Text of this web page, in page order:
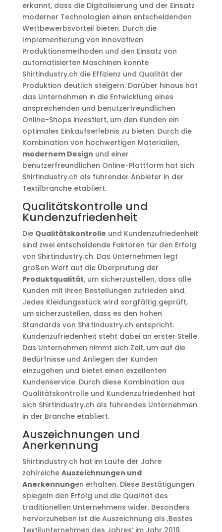
erkannt, dass die Digitalisierung und der Einsatz
moderner Technologien einen entscheidenden
Wettbewerbsvorteil bieten. Durch die
Implementierung von innovativen
Produktionsmethoden und den Einsatz von
automatisierten Maschinen konnte
Shirtindustry.ch die Effizienz und Qualität der
Produktion deutlich steigern. Darüber hinaus hat
das Unternehmen in die Entwicklung eines
ansprechenden und benutzerfreundlichen
Online-Shops investiert, um den Kunden ein
optimales Einkaufserlebnis zu bieten. Durch die
Kombination von hochwertigen Materialien,
modernem Design und einer
benutzerfreundlichen Online-Plattform hat sich
Shirtindustry.ch als führender Anbieter in der
Textilbranche etabliert.
Qualitätskontrolle und
Kundenzufriedenheit
Die Qualitätskontrolle und Kundenzufriedenheit
sind zwei entscheidende Faktoren für den Erfolg
von Shirtindustry.ch. Das Unternehmen legt
großen Wert auf die Überprüfung der
Produktqualität, um sicherzustellen, dass alle
Kunden mit ihren Bestellungen zufrieden sind.
Jedes Kleidungsstück wird sorgfältig geprüft,
um sicherzustellen, dass es den hohen
Standards von Shirtindustry.ch entspricht.
Kundenzufriedenheit steht dabei an erster Stelle.
Das Unternehmen nimmt sich Zeit, um auf die
Bedürfnisse und Anliegen der Kunden
einzugehen und bietet einen exzellenten
Kundenservice. Durch diese Kombination aus
Qualitätskontrolle und Kundenzufriedenheit hat
sich Shirtindustry.ch als führendes Unternehmen
in der Branche etabliert.
Auszeichnungen und
Anerkennung
Shirtindustry.ch hat im Laufe der Jahre
zahlreiche Auszeichnungen und
Anerkennungen erhalten. Diese Bestätigungen
spiegeln den Erfolg und die Qualität des
traditionellen Unternehmens wider. Besonders
hervorzuheben ist die Auszeichnung als ‚Bestes
Textilunternehmen des Jahres‘ im Jahr 2019.